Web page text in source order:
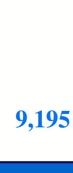
9,195